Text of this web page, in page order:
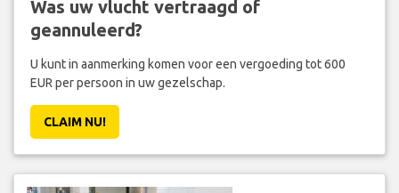
Was uw vlucht vertraagd of
geannuleerd?
U kunt in aanmerking komen voor een vergoeding tot 600
EUR per persoon in uw gezelschap.
CLAIM NU!